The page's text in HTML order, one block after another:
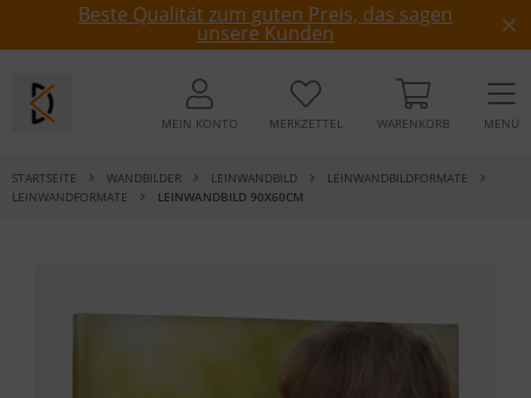
Beste Qualität zum guten Preis, das sagen
unsere Kunden
MEIN KONTO MERKZETTEL WARENKORB MENÜ
STARTSEITE WANDBILDER LEINWANDBILD
LEINWANDBILDFORMATE
LEINWANDFORMATE
LEINWANDBILD 90X60CM